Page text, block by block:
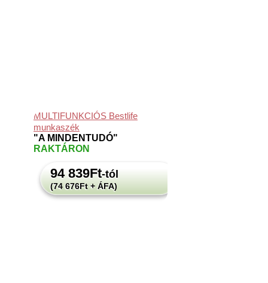
MULTIFUNKCIÓS Bestlife
munkaszék
"A MINDENTUDÓ"
RAKTÁRON
94 839Ft-tól
(74 676Ft + ÁFA)